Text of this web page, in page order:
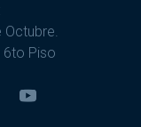
Octubre.
6to Piso